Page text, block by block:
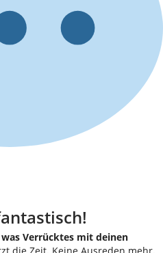
was Verrücktes mit deinen